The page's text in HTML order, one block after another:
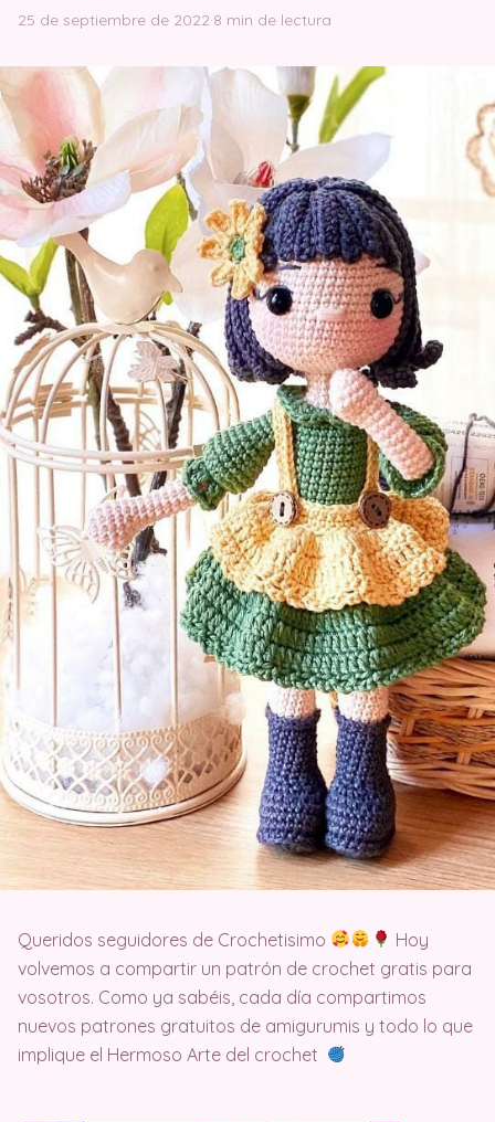
25 de septiembre de 2022·8 min de lectura
Queridos seguidores de Crochetisimo
Hoy
volvemos a compartir un patrón de crochet gratis para
vosotros. Como ya sabéis, cada día compartimos
nuevos patrones gratuitos de amigurumis y todo lo que
implique el Hermoso Arte del crochet